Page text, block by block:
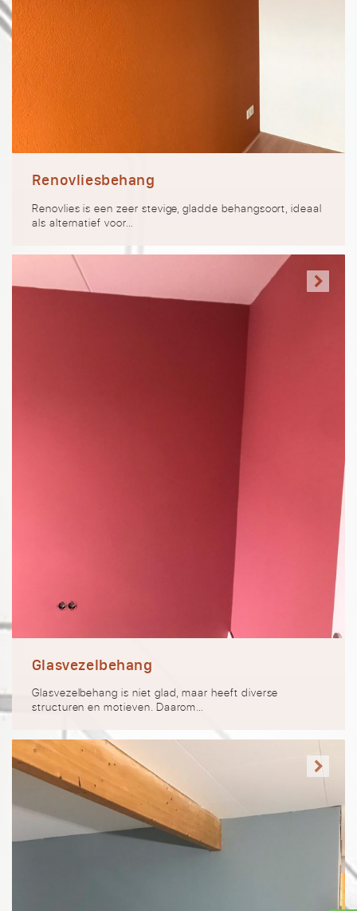
Renovliesbehang
Renovlies is een zeer stevige, gladde behangsoort, ideaal
als alternatief voor…
Glasvezelbehang
Glasvezelbehang is niet glad, maar heeft diverse
structuren en motieven. Daarom…